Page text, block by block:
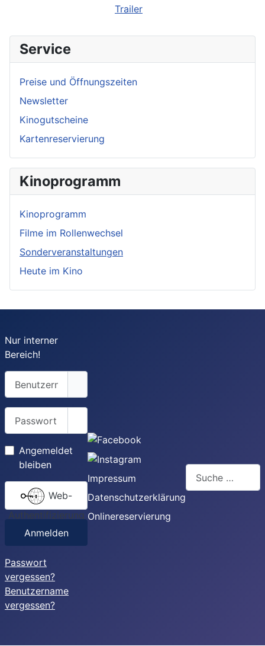
Trailer
Service
Preise und Öffnungszeiten
Newsletter
Kinogutscheine
Kartenreservierung
Kinoprogramm
Kinoprogramm
Filme im Rollenwechsel
Sonderveranstaltungen
Heute im Kino
Nur interner
Bereich!
Benutzername
Angemeldet
bleiben
Authentifizierung
Anmelden
Passwort
vergessen?
Benutzername
vergessen?
Impressum
Datenschutzerklärung
Onlinereservierung